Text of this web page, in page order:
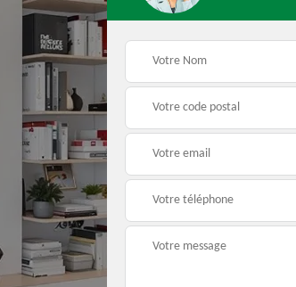
Débarras de grenier et
cave 33